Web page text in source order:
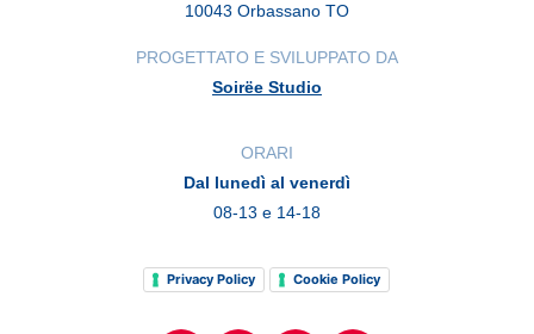
10043 Orbassano TO
PROGETTATO E SVILUPPATO DA
Soirëe Studio
ORARI
Dal lunedì al venerdì
08-13 e 14-18
Privacy Policy Cookie Policy